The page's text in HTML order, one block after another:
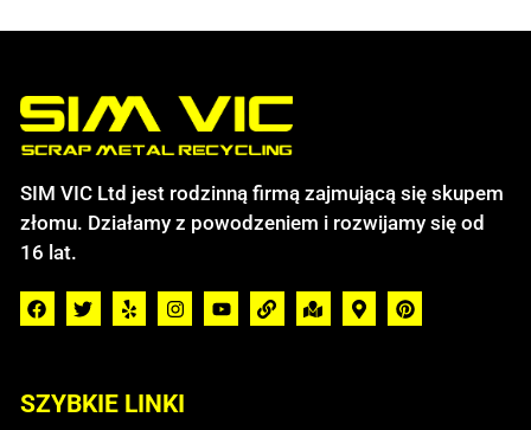
SIM VIC Ltd jest rodzinną firmą zajmującą się skupem
złomu. Działamy z powodzeniem i rozwijamy się od
16 lat.
SZYBKIE LINKI